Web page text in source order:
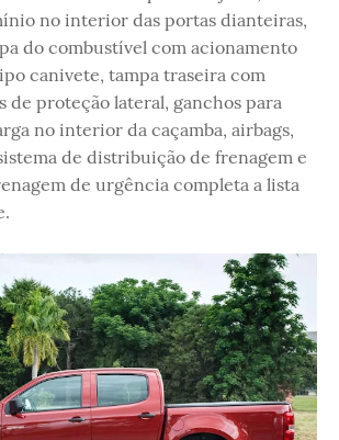
no interior das portas dianteiras,
do combustível com acionamento
canivete, tampa traseira com
de proteção lateral, ganchos para
no interior da caçamba, airbags,
de distribuição de frenagem e
de urgência completa a lista